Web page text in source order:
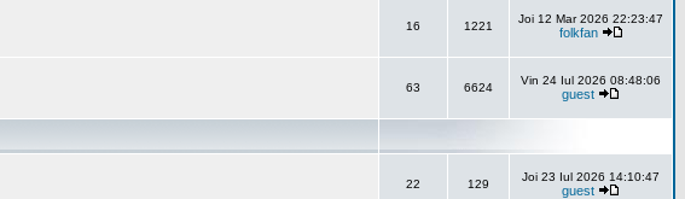
16 1221
Joi 12 Mar 2026 22:23:47
folkfan
63 6624
Vin 24 Iul 2026 08:48:06
guest
22 129
Joi 23 Iul 2026 14:10:47
guest